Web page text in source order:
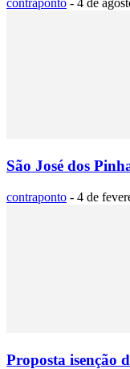
contraponto - 4 de
São José dos
contraponto - 4 de
Proposta isenção